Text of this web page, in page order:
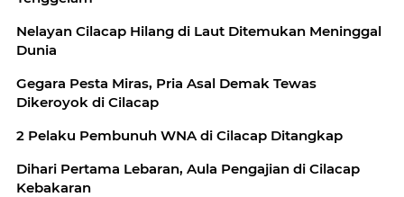
Nelayan Cilacap Hilang di Laut Ditemukan Meninggal
Dunia
Gegara Pesta Miras, Pria Asal Demak Tewas
Dikeroyok di Cilacap
2 Pelaku Pembunuh WNA di Cilacap Ditangkap
Dihari Pertama Lebaran, Aula Pengajian di Cilacap
Kebakaran